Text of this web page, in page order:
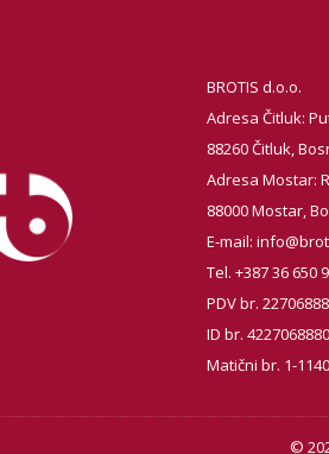
BROTIS d.o.o.
Adresa Čitluk:
88260 Čitluk,
Adresa Mostar:
88000 Mostar,
E-mail:
Tel. +387 36 650
PDV br.
ID br.
Matični br. 1-1140
©